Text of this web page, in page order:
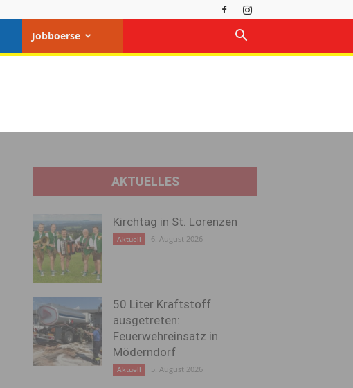
Jobboerse
AKTUELLES
Kirchtag in St. Lorenzen
Aktuell 6. August 2026
50 Liter Kraftstoff
ausgetreten:
Feuerwehreinsatz in
Möderndorf
Aktuell 5. August 2026